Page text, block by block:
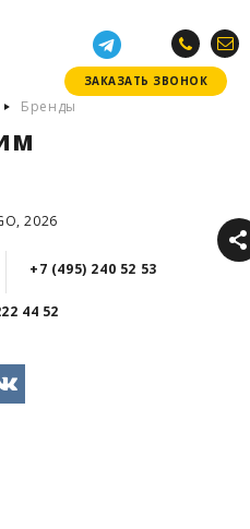
ЗАКАЗАТЬ ЗВОНОК
ЗАКАЗАТЬ ЗВОНОК
Бренды
2026
+7 (495) 240 52 53
44 52